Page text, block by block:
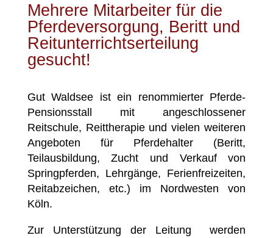
Mehrere Mitarbeiter für die
Pferdeversorgung, Beritt und
Reitunterrichtserteilung
gesucht!
Gut Waldsee ist ein renommierter Pferde-
Pensionsstall mit angeschlossener
Reitschule, Reittherapie und vielen weiteren
Angeboten für Pferdehalter (Beritt,
Teilausbildung, Zucht und Verkauf von
Springpferden, Lehrgänge, Ferienfreizeiten,
Reitabzeichen, etc.) im Nordwesten von
Köln.
Zur Unterstützung der Leitung werden